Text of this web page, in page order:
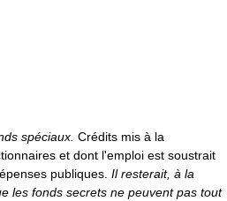
spéciaux. Crédits mis à la
et dont l'emploi est soustrait
publiques. Il resterait, à la
les fonds secrets ne peuvent pas tout